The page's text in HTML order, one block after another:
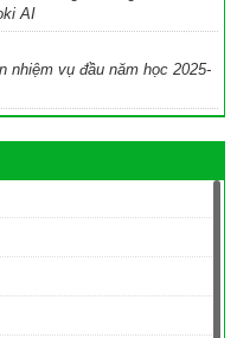
AI
nhiệm vụ đầu năm học 2025-